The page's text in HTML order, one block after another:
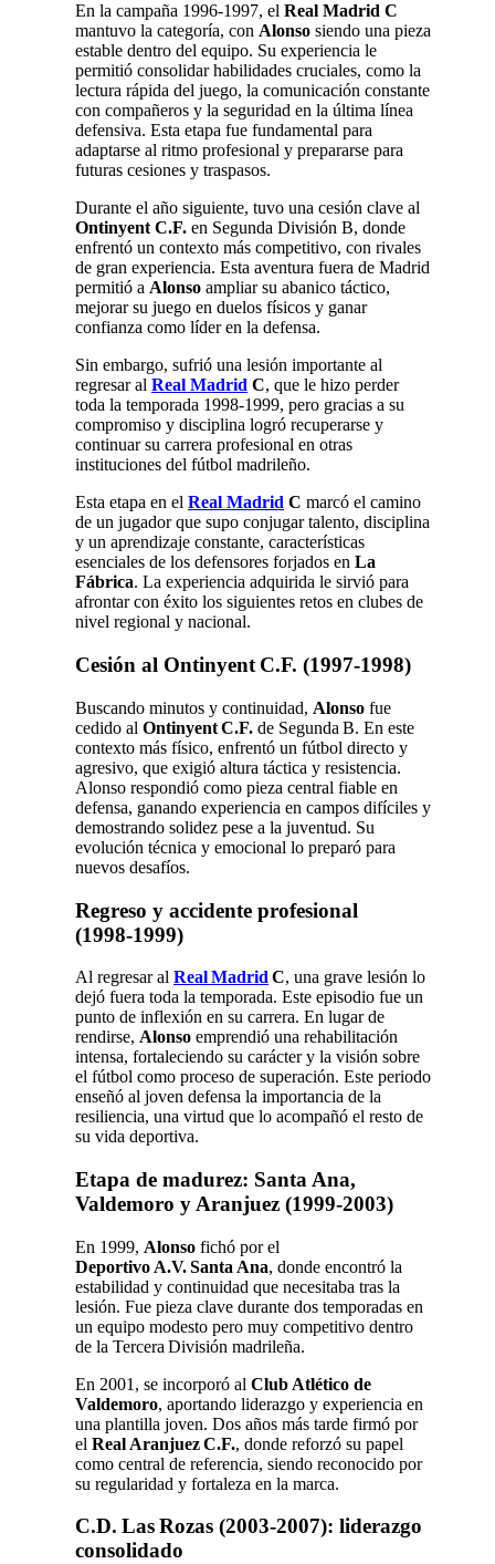
En la campaña 1996-1997, el Real Madrid C
mantuvo la categoría, con Alonso siendo una pieza
estable dentro del equipo. Su experiencia le
permitió consolidar habilidades cruciales, como la
lectura rápida del juego, la comunicación constante
con compañeros y la seguridad en la última línea
defensiva. Esta etapa fue fundamental para
adaptarse al ritmo profesional y prepararse para
futuras cesiones y traspasos.
Durante el año siguiente, tuvo una cesión clave al
Ontinyent C.F. en Segunda División B, donde
enfrentó un contexto más competitivo, con rivales
de gran experiencia. Esta aventura fuera de Madrid
permitió a Alonso ampliar su abanico táctico,
mejorar su juego en duelos físicos y ganar
confianza como líder en la defensa.
Sin embargo, sufrió una lesión importante al
regresar al Real Madrid C, que le hizo perder
toda la temporada 1998-1999, pero gracias a su
compromiso y disciplina logró recuperarse y
continuar su carrera profesional en otras
instituciones del fútbol madrileño.
Esta etapa en el Real Madrid C marcó el camino
de un jugador que supo conjugar talento, disciplina
y un aprendizaje constante, características
esenciales de los defensores forjados en La
Fábrica. La experiencia adquirida le sirvió para
afrontar con éxito los siguientes retos en clubes de
nivel regional y nacional.
Cesión al Ontinyent C.F. (1997‑1998)
Buscando minutos y continuidad, Alonso fue
cedido al Ontinyent C.F. de Segunda B. En este
contexto más físico, enfrentó un fútbol directo y
agresivo, que exigió altura táctica y resistencia.
Alonso respondió como pieza central fiable en
defensa, ganando experiencia en campos difíciles y
demostrando solidez pese a la juventud. Su
evolución técnica y emocional lo preparó para
nuevos desafíos.
Regreso y accidente profesional
(1998‑1999)
Al regresar al Real Madrid C, una grave lesión lo
dejó fuera toda la temporada. Este episodio fue un
punto de inflexión en su carrera. En lugar de
rendirse, Alonso emprendió una rehabilitación
intensa, fortaleciendo su carácter y la visión sobre
el fútbol como proceso de superación. Este periodo
enseñó al joven defensa la importancia de la
resiliencia, una virtud que lo acompañó el resto de
su vida deportiva.
Etapa de madurez: Santa Ana,
Valdemoro y Aranjuez (1999‑2003)
En 1999, Alonso fichó por el
Deportivo A.V. Santa Ana, donde encontró la
estabilidad y continuidad que necesitaba tras la
lesión. Fue pieza clave durante dos temporadas en
un equipo modesto pero muy competitivo dentro
de la Tercera División madrileña.
En 2001, se incorporó al Club Atlético de
Valdemoro, aportando liderazgo y experiencia en
una plantilla joven. Dos años más tarde firmó por
el Real Aranjuez C.F., donde reforzó su papel
como central de referencia, siendo reconocido por
su regularidad y fortaleza en la marca.
C.D. Las Rozas (2003‑2007): liderazgo
consolidado